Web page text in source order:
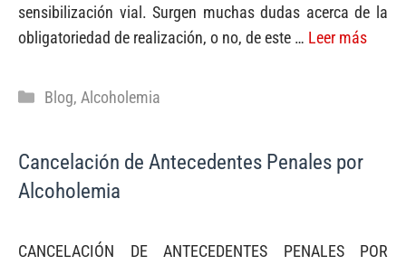
sensibilización vial. Surgen muchas dudas acerca de la
obligatoriedad de realización, o no, de este … Leer más
Categorías
Blog, Alcoholemia
Cancelación de Antecedentes Penales por
Alcoholemia
CANCELACIÓN DE ANTECEDENTES PENALES POR